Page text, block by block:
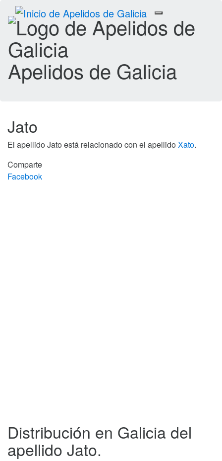
Toggle
navigation
Apelidos de Galicia
Jato
El apellido Jato está relacionado con el apellidoXato.
Comparte
Facebook
Distribución en Galicia del
apellido Jato.